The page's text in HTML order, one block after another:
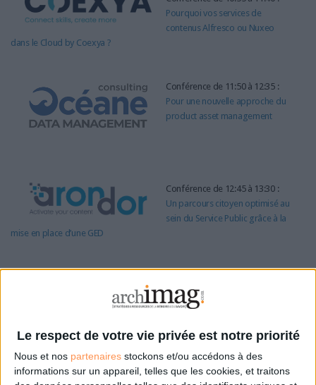
Le respect de votre vie privée est notre priorité
Nous et nos partenaires stockons et/ou accédons à des
informations sur un appareil, telles que les cookies, et traitons
Pourquoi vos services de
contenus Alfresco ou Nuxeo
dans le Cloud by Coexya ?
Conférence de 11:50 à 12:35 :
Pour une nouvelle approche du
product asset management
Conférence de 12:45 à 13:30 :
Un parcours citoyen optimisé au
sein du Service Public grâce à la
mise en place d’une GED
Qu’est-ce que le Case
Management ? Quels sont ses
Gestion Electronique de